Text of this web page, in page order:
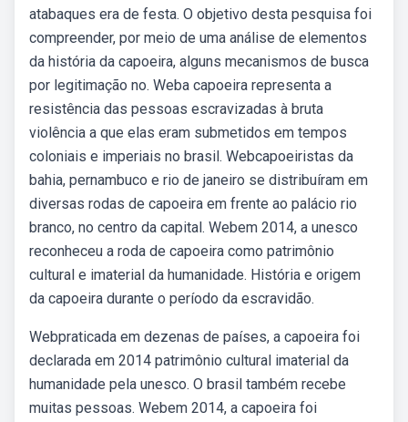
atabaques era de festa. O objetivo desta pesquisa foi
compreender, por meio de uma análise de elementos
da história da capoeira, alguns mecanismos de busca
por legitimação no. Weba capoeira representa a
resistência das pessoas escravizadas à bruta
violência a que elas eram submetidos em tempos
coloniais e imperiais no brasil. Webcapoeiristas da
bahia, pernambuco e rio de janeiro se distribuíram em
diversas rodas de capoeira em frente ao palácio rio
branco, no centro da capital. Webem 2014, a unesco
reconheceu a roda de capoeira como patrimônio
cultural e imaterial da humanidade. História e origem
da capoeira durante o período da escravidão.
Webpraticada em dezenas de países, a capoeira foi
declarada em 2014 patrimônio cultural imaterial da
humanidade pela unesco. O brasil também recebe
muitas pessoas. Webem 2014, a capoeira foi